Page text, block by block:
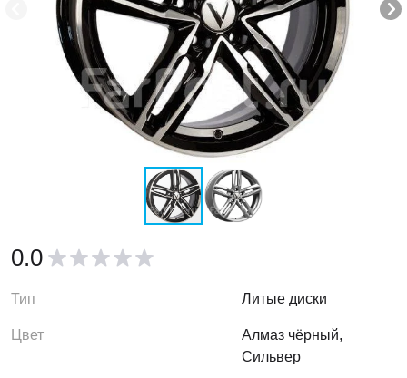
0.0
Тип Литые диски
Цвет
Алмаз чёрный,
Сильвер